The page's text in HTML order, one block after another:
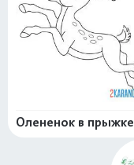
Олененок в прыжке